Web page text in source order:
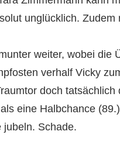
unglücklich. Zudem
weiter, wobei die
verhalf Vicky
doch tatsächlich
eine Halbchance
jubeln. Schade.